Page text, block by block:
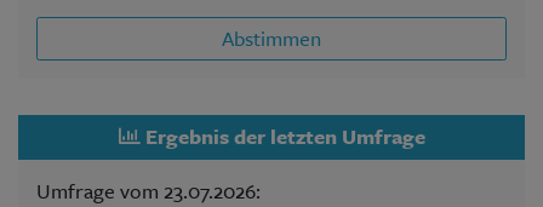
Abstimmen
Ergebnis der letzten Umfrage
Umfrage vom 23.07.2026: